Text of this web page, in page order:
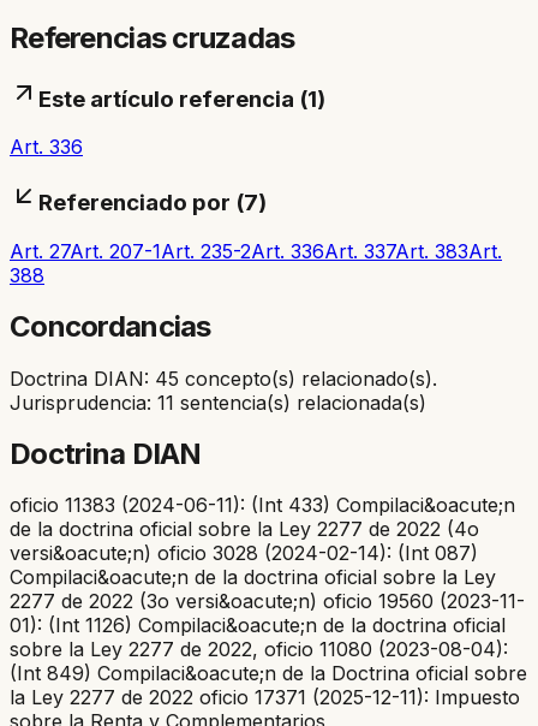
Referencias cruzadas
Este artículo referencia (1)
Art. 336
Referenciado por (7)
Art. 27Art. 207-1Art. 235-2Art. 336Art. 337Art. 383Art.
388
Concordancias
Doctrina DIAN: 45 concepto(s) relacionado(s).
Jurisprudencia: 11 sentencia(s) relacionada(s)
Doctrina DIAN
oficio 11383 (2024-06-11): (Int 433) Compilaci&oacute;n
de la doctrina oficial sobre la Ley 2277 de 2022 (4o
versi&oacute;n) oficio 3028 (2024-02-14): (Int 087)
Compilaci&oacute;n de la doctrina oficial sobre la Ley
2277 de 2022 (3o versi&oacute;n) oficio 19560 (2023-11-
01): (Int 1126) Compilaci&oacute;n de la doctrina oficial
sobre la Ley 2277 de 2022, oficio 11080 (2023-08-04):
(Int 849) Compilaci&oacute;n de la Doctrina oficial sobre
la Ley 2277 de 2022 oficio 17371 (2025-12-11): Impuesto